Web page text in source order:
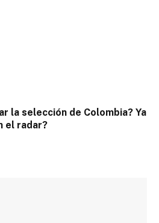
la selección de Colombia? Ya
el radar?